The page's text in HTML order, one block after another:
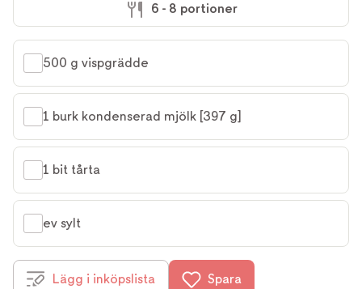
6 - 8 portioner
500 g vispgrädde
1 burk kondenserad mjölk [397 g]
1 bit tårta
ev sylt
Lägg i inköpslista Spara